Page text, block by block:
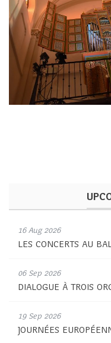
16 Aug 2026
LES CONCERTS AU
06 Sep 2026
DIALOGUE À TROIS
19 Sep 2026
JOURNÉES